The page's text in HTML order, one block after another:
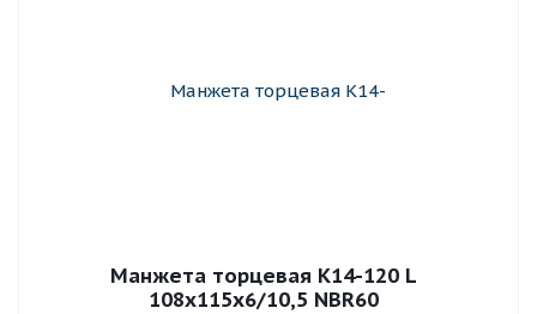
Манжета торцевая К14-120 L
108x115x6/10,5 NBR60